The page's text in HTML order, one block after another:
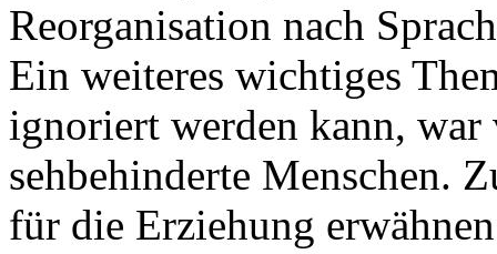
Reorganisation nach
Ein weiteres wichtiges
ignoriert werden kann,
sehbehinderte Menschen.
für die Erziehung